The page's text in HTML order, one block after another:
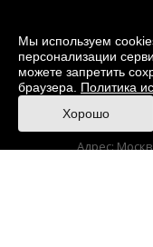
© 2026
При
Адрес:
Мы используем
персонализации
можете запретить
браузера. Политика
Хорошо